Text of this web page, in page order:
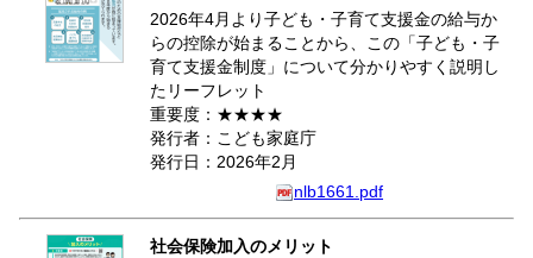
2026年4月より子ども・子育て支援金の給与か
らの控除が始まることから、この「子ども・子
育て支援金制度」について分かりやすく説明し
たリーフレット
重要度：★★★★
発行者：こども家庭庁
発行日：2026年2月
nlb1661.pdf
社会保険加入のメリット